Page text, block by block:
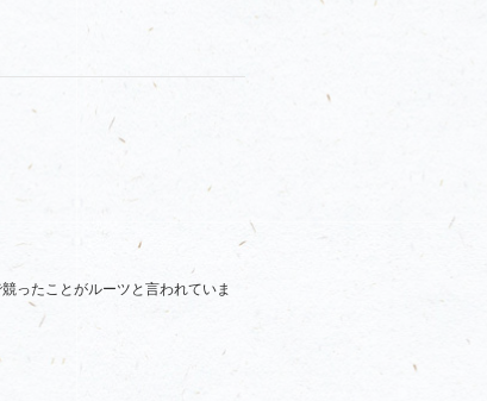
ったことがルーツと言われていま